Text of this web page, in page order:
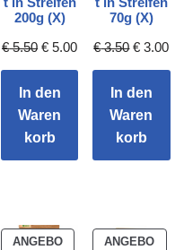
200g (X)
€5.50 € 5.00
In den
Waren
korb
70g (X)
€3.50 € 3.00
In den
Waren
korb
ANGEBO
ANGEBO